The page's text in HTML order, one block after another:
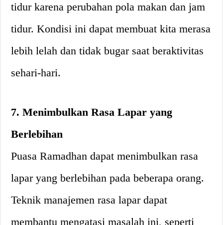
tidur karena perubahan pola makan dan jam
tidur. Kondisi ini dapat membuat kita merasa
lebih lelah dan tidak bugar saat beraktivitas
sehari-hari.
7. Menimbulkan Rasa Lapar yang
Berlebihan
Puasa Ramadhan dapat menimbulkan rasa
lapar yang berlebihan pada beberapa orang.
Teknik manajemen rasa lapar dapat
membantu mengatasi masalah ini, seperti